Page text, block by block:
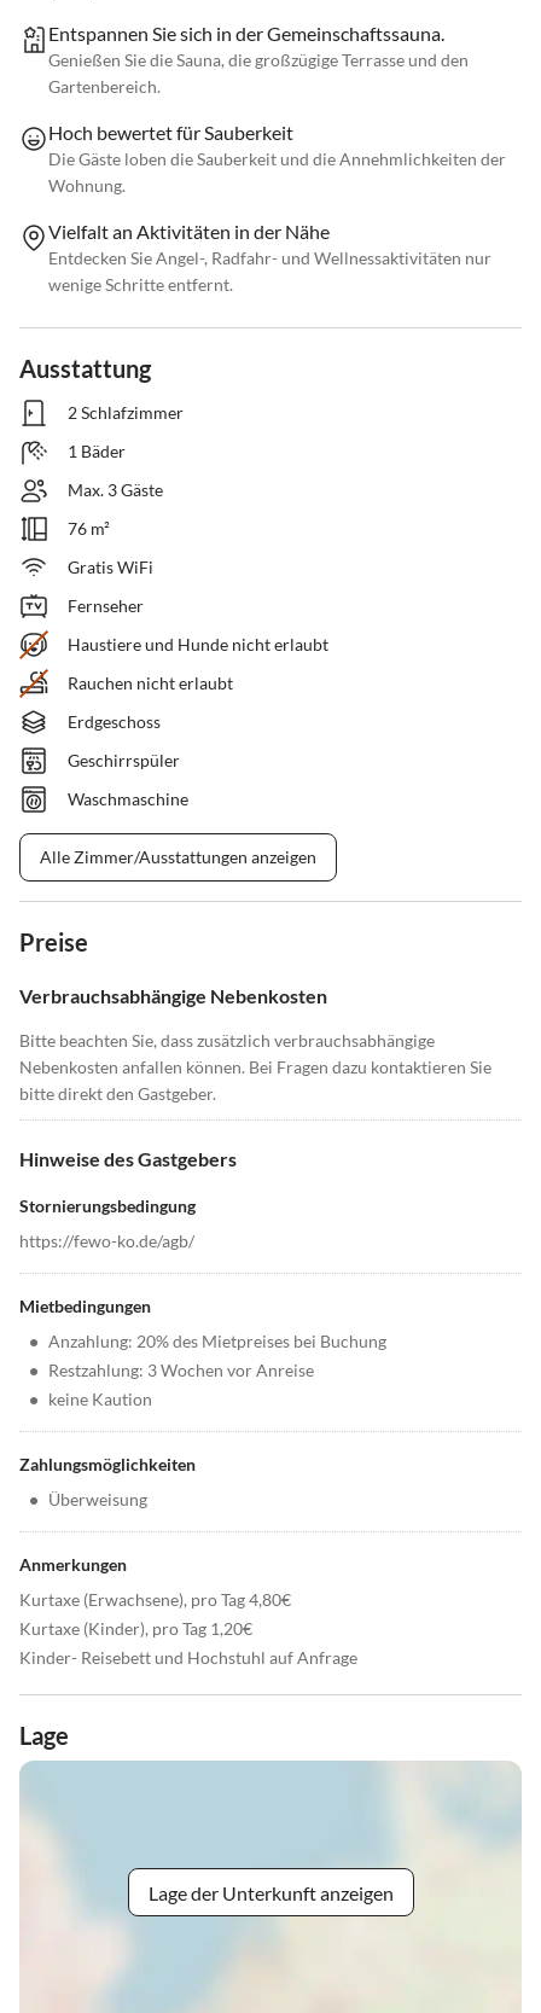
Entspannen Sie sich in der Gemeinschaftssauna.
Genießen Sie die Sauna, die großzügige Terrasse und den
Gartenbereich.
Hoch bewertet für Sauberkeit
Die Gäste loben die Sauberkeit und die Annehmlichkeiten der
Wohnung.
Vielfalt an Aktivitäten in der Nähe
Entdecken Sie Angel-, Radfahr- und Wellnessaktivitäten nur
wenige Schritte entfernt.
Ausstattung
2 Schlafzimmer
1 Bäder
Max. 3 Gäste
76 m²
Gratis WiFi
Fernseher
Haustiere und Hunde nicht erlaubt
Rauchen nicht erlaubt
Erdgeschoss
Geschirrspüler
Waschmaschine
Alle Zimmer/Ausstattungen anzeigen
Preise
Verbrauchsabhängige Nebenkosten
Bitte beachten Sie, dass zusätzlich verbrauchsabhängige
Nebenkosten anfallen können. Bei Fragen dazu kontaktieren Sie
bitte direkt den Gastgeber.
Hinweise des Gastgebers
Stornierungsbedingung
https://fewo-ko.de/agb/
Mietbedingungen
• Anzahlung: 20% des Mietpreises bei Buchung
• Restzahlung: 3 Wochen vor Anreise
• keine Kaution
Zahlungsmöglichkeiten
• Überweisung
Anmerkungen
Kurtaxe (Erwachsene), pro Tag 4,80€
Kurtaxe (Kinder), pro Tag 1,20€
Kinder- Reisebett und Hochstuhl auf Anfrage
Lage
Lage der Unterkunft anzeigen